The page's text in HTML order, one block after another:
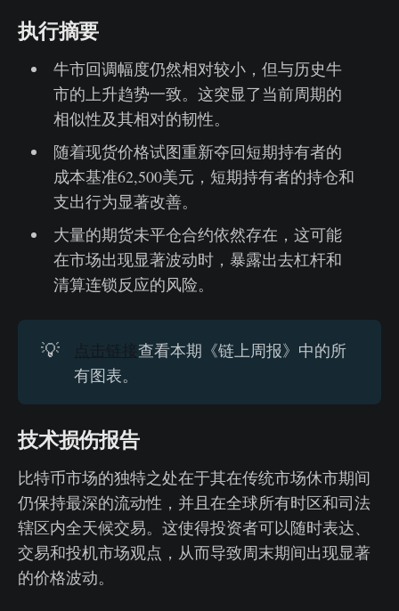
执行摘要
牛市回调幅度仍然相对较小，但与历史牛
市的上升趋势一致。这突显了当前周期的
相似性及其相对的韧性。
随着现货价格试图重新夺回短期持有者的
成本基准62,500美元，短期持有者的持仓和
支出行为显著改善。
大量的期货未平仓合约依然存在，这可能
在市场出现显著波动时，暴露出去杠杆和
清算连锁反应的风险。
💡 点击链接查看本期《链上周报》中的所
有图表。
技术损伤报告
比特币市场的独特之处在于其在传统市场休市期间
仍保持最深的流动性，并且在全球所有时区和司法
辖区内全天候交易。这使得投资者可以随时表达、
交易和投机市场观点，从而导致周末期间出现显著
的价格波动。